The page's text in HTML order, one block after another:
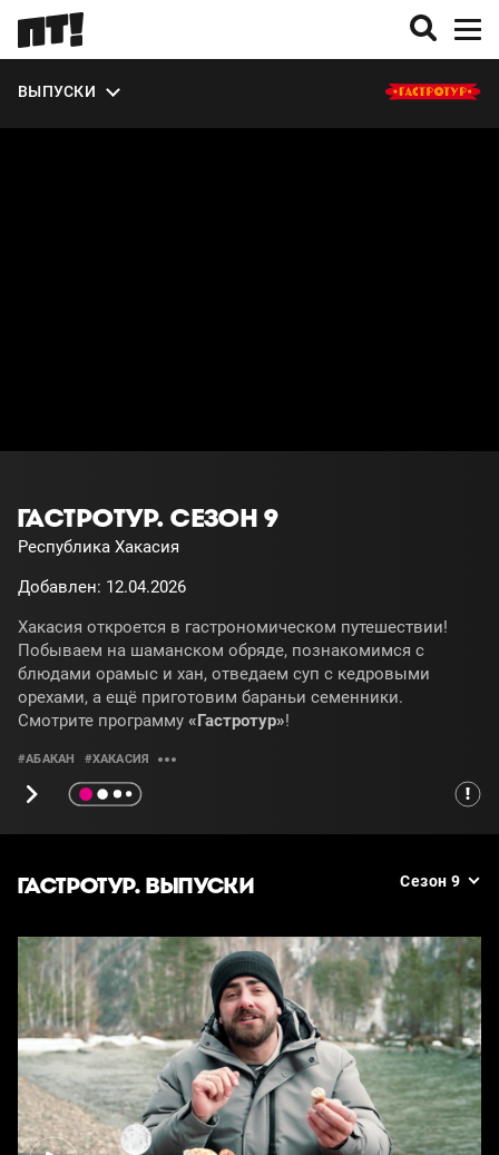
ВЫПУСКИ
О СЕЗОНЕ
ГАСТРОТУР. СЕЗОН 9
Республика Хакасия
Добавлен: 12.04.2026
Хакасия откроется в гастрономическом путешествии!
Побываем на шаманском обряде, познакомимся с
блюдами орамыс и хан, отведаем суп с кедровыми
орехами, а ещё приготовим бараньи семенники.
Смотрите программу «Гастротур»!
#АБАКАН #ХАКАСИЯ
ГАСТРОТУР. ВЫПУСКИ Сезон 9